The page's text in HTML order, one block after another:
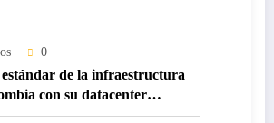
0
de la infraestructura
con su datacenter
IV de ICREA